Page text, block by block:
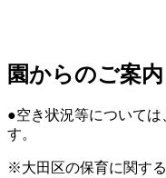
園からのご案内
●空き状況等については
す。
※大田区の保育に関す